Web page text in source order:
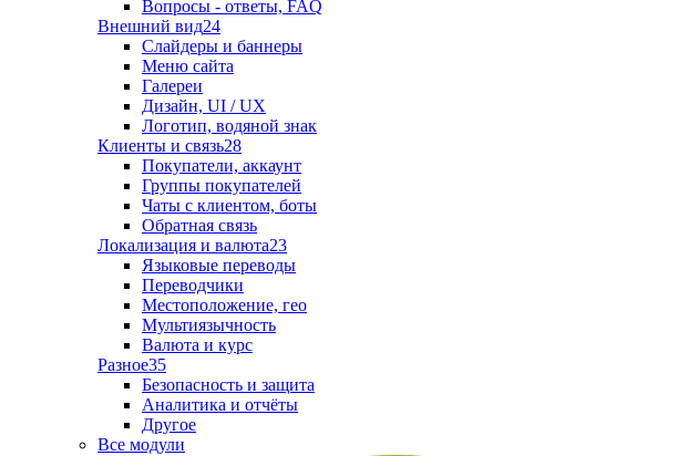
Вопросы - ответы, FAQ
Внешний вид24
Слайдеры и баннеры
Меню сайта
Галереи
Дизайн, UI / UX
Логотип, водяной знак
Клиенты и связь28
Покупатели, аккаунт
Группы покупателей
Чаты с клиентом, боты
Обратная связь
Локализация и валюта23
Языковые переводы
Переводчики
Местоположение, гео
Мультиязычность
Валюта и курс
Разное35
Безопасность и защита
Аналитика и отчёты
Другое
Все модули